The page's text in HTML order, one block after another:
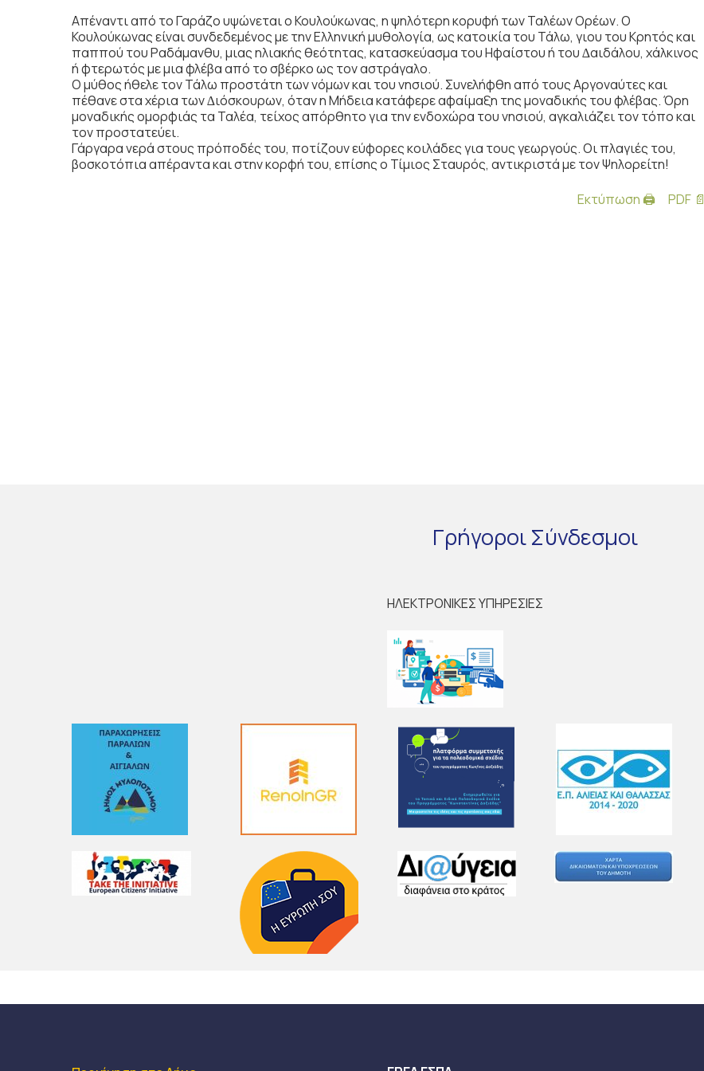
Απέναντι από το Γαράζο υψώνεται ο Κουλούκωνας, η ψηλότερη κορυφή των Ταλέων Ορέων. Ο
Κουλούκωνας είναι συνδεδεµένος µε την Ελληνική µυθολογία, ως κατοικία του Τάλω, γιου του Κρητός και
παππού του Ραδάµανθυ, µιας ηλιακής θεότητας, κατασκεύασµα του Ηφαίστου ή του ∆αιδάλου, χάλκινος
ή φτερωτός µε µια φλέβα από το σβέρκο ως τον αστράγαλο.
Ο µύθος ήθελε τον Τάλω προστάτη των νόµων και του νησιού. Συνελήφθη από τους Αργοναύτες και
πέθανε στα χέρια των ∆ιόσκουρων, όταν η Μήδεια κατάφερε αφαίµαξη της µοναδικής του φλέβας. Όρη
µοναδικής οµορφιάς τα Ταλέα, τείχος απόρθητο για την ενδοχώρα του νησιού, αγκαλιάζει τον τόπο και
τον προστατεύει.
Γάργαρα νερά στους πρόποδές του, ποτίζουν εύφορες κοιλάδες για τους γεωργούς. Οι πλαγιές του,
βοσκοτόπια απέραντα και στην κορφή του, επίσης ο Τίµιος Σταυρός, αντικριστά µε τον Ψηλορείτη!
Εκτύπωση 🖨
PDF 📄
ΓρήγοροιΣύνδεσμοι
ΗΛΕΚΤΡΟΝΙΚΕΣ ΥΠΗΡΕΣΙΕΣ